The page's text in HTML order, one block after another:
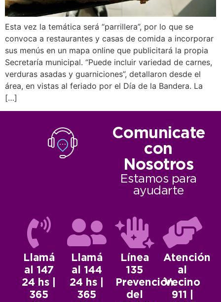
Esta vez la temática será “parrillera”, por lo que se
convoca a restaurantes y casas de comida a incorporar
sus menús en un mapa online que publicitará la propia
Secretaría municipal. “Puede incluir variedad de carnes,
verduras asadas y guarniciones”, detallaron desde el
área, en vistas al feriado por el Día de la Bandera. La
[…]
Comunicate
con
Nosotros
Estamos para
ayudarte
Llamá
al 147
24 hs |
365
Llamá
al 144
24 hs |
365
Línea
135
Prevención
del
Atención
al
Vecino
911 |